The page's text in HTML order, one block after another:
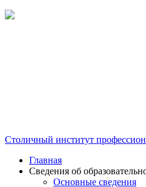
Столичный институт
Главная
Сведения об
Основные сведения